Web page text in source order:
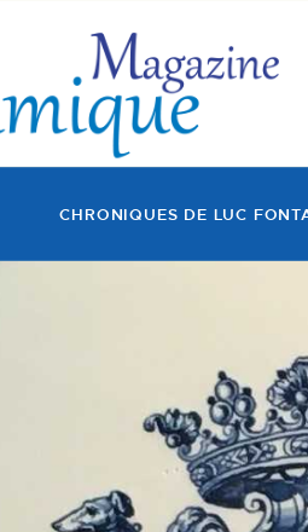
CHRONIQUES DE LUC
MAGAZINE
FONTAINE
HISTOIRE